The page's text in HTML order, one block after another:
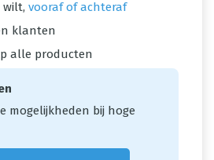
wilt, vooraf of achteraf
klanten
alle producten
mogelijkheden bij hoge